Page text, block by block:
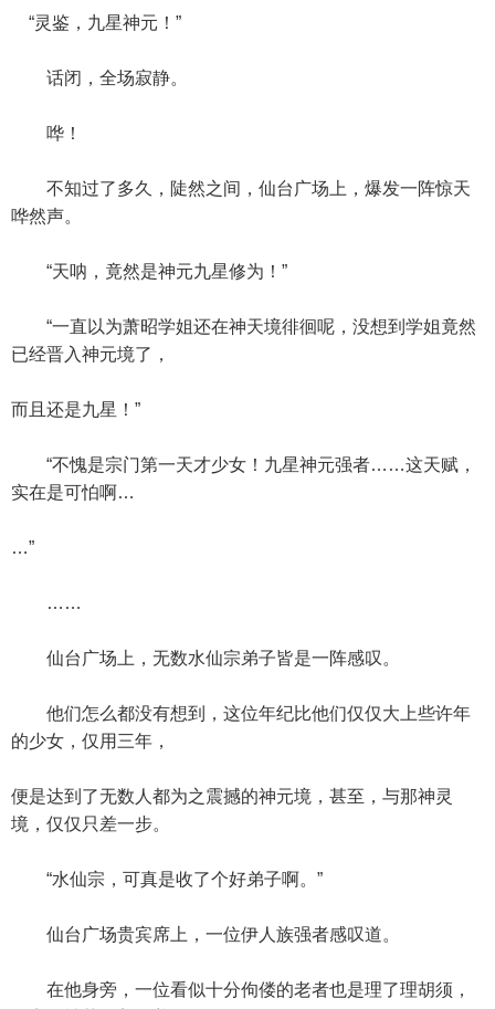
“灵鉴，九星神元！”
话闭，全场寂静。
哗！
不知过了多久，陡然之间，仙台广场上，爆发一阵惊天
哗然声。
“天呐，竟然是神元九星修为！”
“一直以为萧昭学姐还在神天境徘徊呢，没想到学姐竟然
已经晋入神元境了，
而且还是九星！”
“不愧是宗门第一天才少女！九星神元强者……这天赋，
实在是可怕啊…
…”
……
仙台广场上，无数水仙宗弟子皆是一阵感叹。
他们怎么都没有想到，这位年纪比他们仅仅大上些许年
的少女，仅用三年，
便是达到了无数人都为之震撼的神元境，甚至，与那神灵
境，仅仅只差一步。
“水仙宗，可真是收了个好弟子啊。”
仙台广场贵宾席上，一位伊人族强者感叹道。
在他身旁，一位看似十分佝偻的老者也是理了理胡须，